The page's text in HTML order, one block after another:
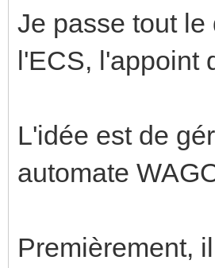
Je passe tout
l'ECS, l'appoint
L'idée est de
automate
Premièrement,